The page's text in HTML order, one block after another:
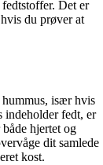
Det er
du prøver at
især hvis
indeholder fedt, er
hjertet og
dit samlede
kost.